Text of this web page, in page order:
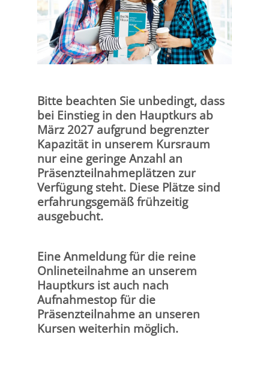
Bitte beachten Sie unbedingt, dass
bei Einstieg in den Hauptkurs ab
März 2027 aufgrund begrenzter
Kapazität in unserem Kursraum
nur eine geringe Anzahl an
Präsenzteilnahmeplätzen zur
Verfügung steht. Diese Plätze sind
erfahrungsgemäß frühzeitig
ausgebucht.
Eine Anmeldung für die reine
Onlineteilnahme an unserem
Hauptkurs ist auch nach
Aufnahmestop für die
Präsenzteilnahme an unseren
Kursen weiterhin möglich.
Düsseldorf
Frankfurt/Main
Frankfurt/O.
Freiburg
Gießen
Göttingen
Hamburg
Abschluss des Hauptkurses inkl. KLK